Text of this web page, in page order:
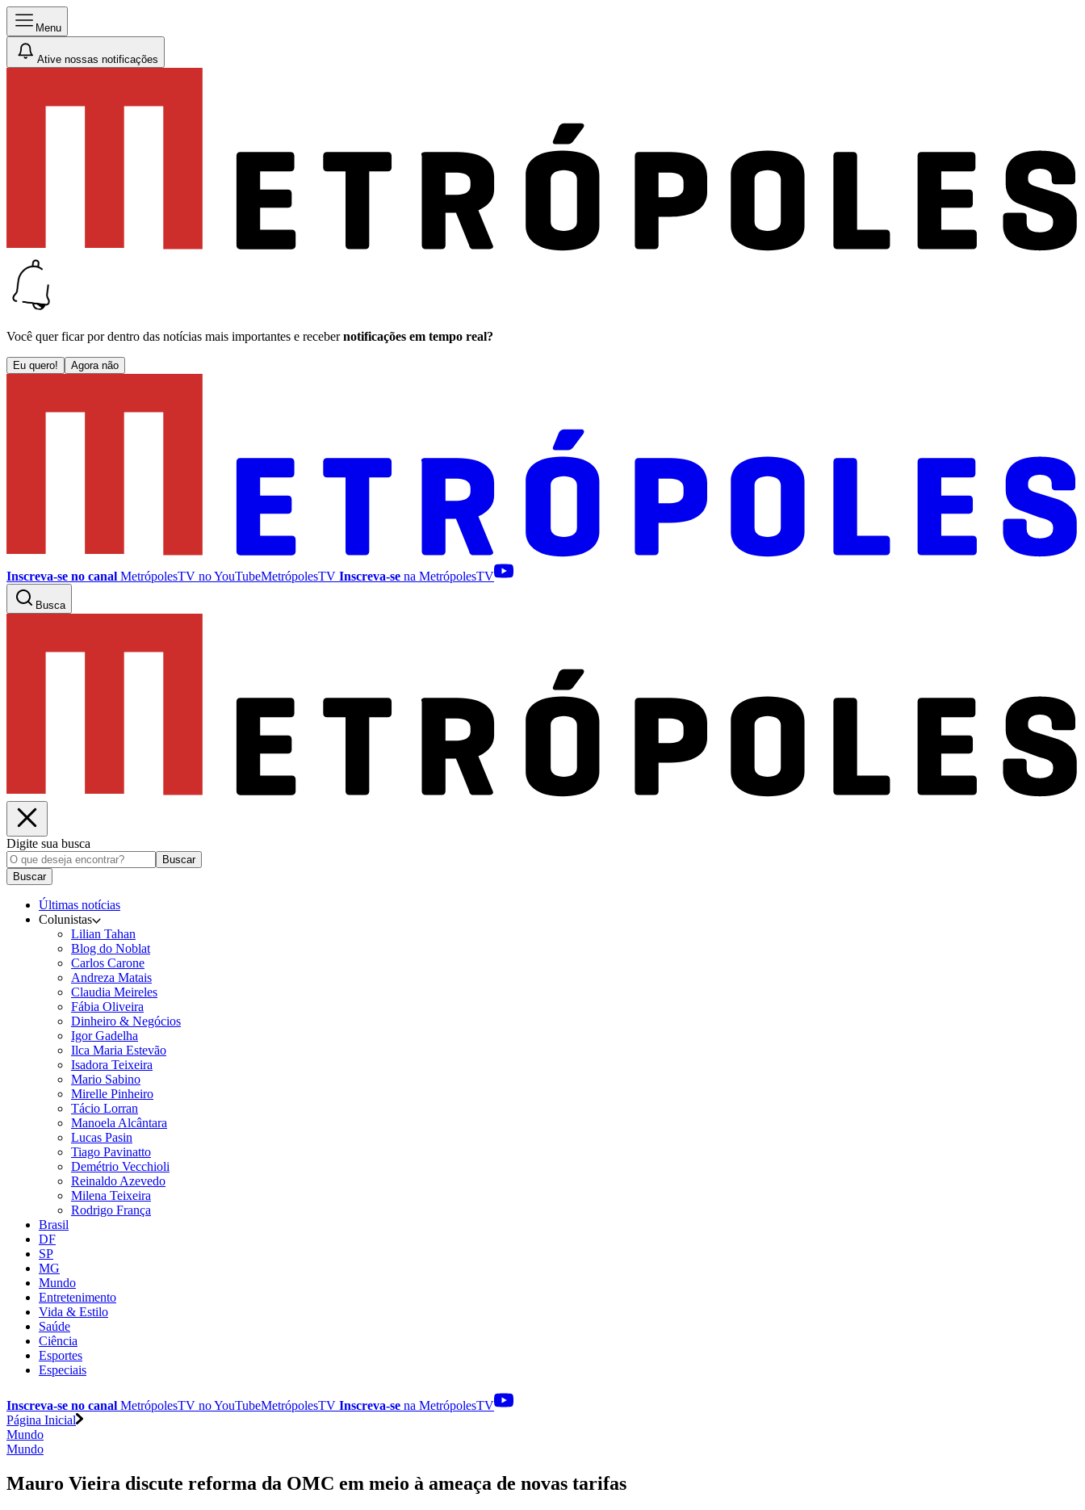
Menu
Ative nossas notificações
Você quer ficar por dentro das notícias mais importantes e receber notificações em tempo real?
Eu quero! Agora não
Inscreva-se no canal MetrópolesTV noYouTubeMetrópolesTV Inscreva-se na MetrópolesTV
Busca
Digite sua busca
Buscar
Buscar
Últimas notícias
Colunistas
Lilian Tahan
Blog do Noblat
Carlos Carone
Andreza Matais
Claudia Meireles
Fábia Oliveira
Dinheiro & Negócios
Igor Gadelha
Ilca Maria Estevão
Isadora Teixeira
Mario Sabino
Mirelle Pinheiro
Tácio Lorran
Manoela Alcântara
Lucas Pasin
Tiago Pavinatto
Demétrio Vecchioli
Reinaldo Azevedo
Milena Teixeira
Rodrigo França
Brasil
DF
SP
MG
Mundo
Entretenimento
Vida & Estilo
Saúde
Ciência
Esportes
Especiais
Inscreva-se no canal MetrópolesTV noYouTubeMetrópolesTV Inscreva-se na MetrópolesTV
Página Inicial
Mundo
Mundo
Mauro Vieira discute reforma da OMC em meio à ameaça de novas tarifas